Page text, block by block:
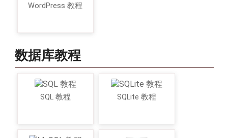
WordPress 教程
数据库教程
SQL 教程 SQLite 教程